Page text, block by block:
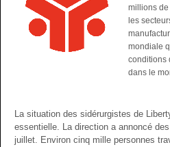
millions
les
mondiale
conditions
dans le
La situation des sidérurgistes de
essentielle. La direction a annoncé
juillet. Environ cinq mille personnes